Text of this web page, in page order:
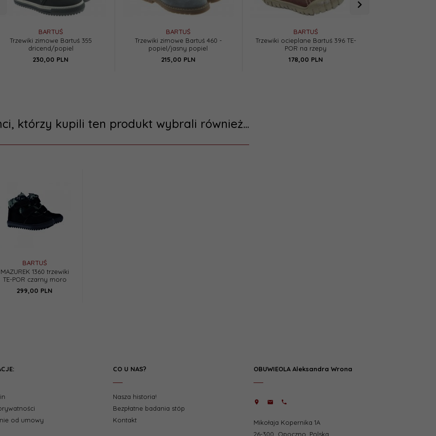
Za kostkę
BARTUŚ
Trzewiki zimowe Bartuś 355
dricend/popiel
230,00 PLN
BARTUŚ
Trzewiki zimowe Bartuś 460 -
popiel/jasny popiel
215,00 PLN
BARTUŚ
Trzewiki ocieplane Bartuś 396 TE-
POR na rzepy
178,00 PLN
którzy kupili ten produkt wybrali również...
BARTUŚ
MAZUREK 1360 trzewiki
TE-POR czarny moro
299,00 PLN
od umowy
CO U NAS?
Nasza historia!
Bezpłatne badania stóp
Kontakt
OBUWIEOLA Aleksandra Wrona
Mikołaja Kopernika 1A
26-300
Opoczno Polska